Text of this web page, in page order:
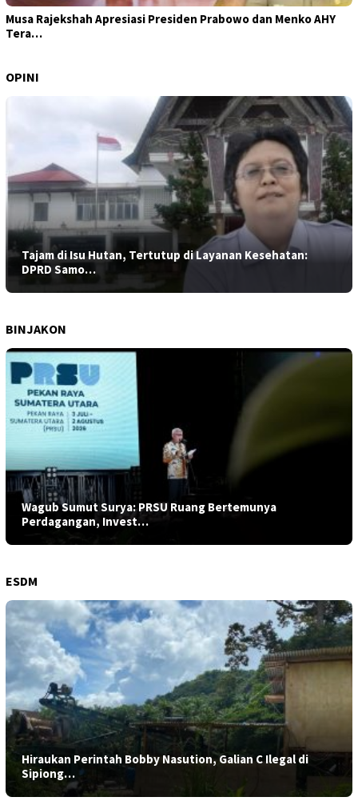
Musa Rajekshah Apresiasi Presiden Prabowo dan Menko AHY
Tera…
OPINI
Tajam di Isu Hutan, Tertutup di Layanan Kesehatan:
DPRD Samo…
BINJAKON
Wagub Sumut Surya: PRSU Ruang Bertemunya
Perdagangan, Invest…
ESDM
Hiraukan Perintah Bobby Nasution, Galian C Ilegal di
Sipiong…